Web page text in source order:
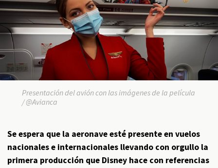
Presentación del avión con las imágenes de la película
/ @Avianca
Se espera que la aeronave esté presente en vuelos
nacionales e internacionales llevando con orgullo la
primera producción que Disney hace con referencias